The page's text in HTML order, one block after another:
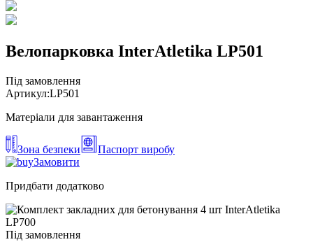
Велопарковка InterAtletika LP501
Під замовлення
Артикул:LP501
Матеріали для завантаження
Зона безпеки
Паспорт виробу
Замовити
Придбати додатково
Під замовлення